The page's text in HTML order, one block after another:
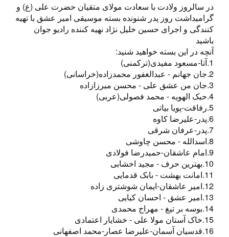
در سالروز ولادت با سعادت مولای متقیان حضرت علی (ع) و
گرامیداشت روز پدر شنونده بسته موسیقی امیر عشق با تهیه
کنندگی و اجرای حسین خلیل نژاد نهیه کننده رادیو جوان
باشید
آنچه در این بسته خواهید شنید:
1.آتا-مسعود مفیدی(ترکمنی)
2.جان جهانم - عبدالغفور محمدزاده(خراسانی)
3.جان من عشق علی - محسن میرزازاده
4.حبک الهویه - محمد فصولی(عربی)
5.رفاقت-پویا بیاتی
6.پدر-علیرضا کاوه
7.پدر-عرفان شرقی
8.اسدالله - محسن چاوشی
9.امام عاشقان-حمیدرضا فولادی
10.بهترین حرف - مجید اخشابی
11.امانت بهشت - بابک قدمایی
12.امیر عاشقان-ایمان شوشتری زاده
13.امیر عشق - احسان کیایی
14.بوسه بر تیغ - مهراج محمدی
15.خاک آستان مولا علی - خشایار اعتمادی
16.قدسیان آسمان-علیرضا عصار-محمد اصفهانی